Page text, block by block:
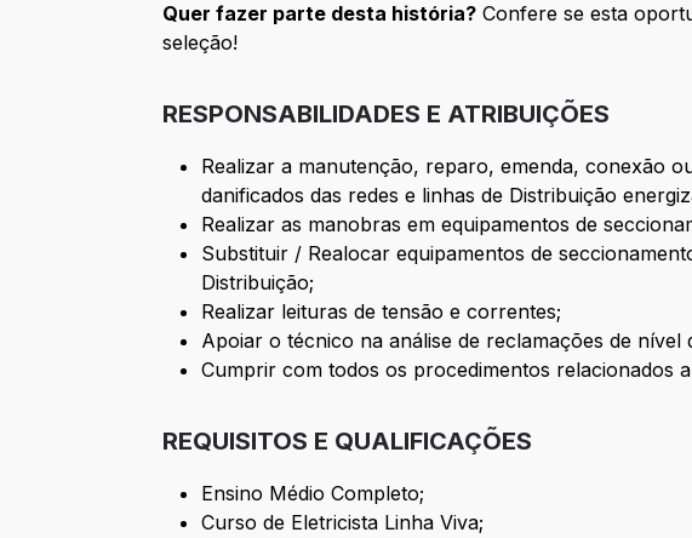
Quer fazer parte desta história? Confere se esta
seleção!
RESPONSABILIDADES E ATRIBUIÇÕES
Realizar a manutenção, reparo, emenda, conexão
danificados das redes e linhas de Distribuição
Realizar as manobras em equipamentos de
Substituir / Realocar equipamentos de
Distribuição;
Realizar leituras de tensão e correntes;
Apoiar o técnico na análise de reclamações de nível
Cumprir com todos os procedimentos relacionados
REQUISITOS E QUALIFICAÇÕES
Ensino Médio Completo;
Curso de Eletricista Linha Viva;